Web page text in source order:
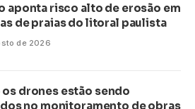
aponta risco alto de erosão em
de praias do litoral paulista
de 2026
os drones estão sendo
no monitoramento de obras